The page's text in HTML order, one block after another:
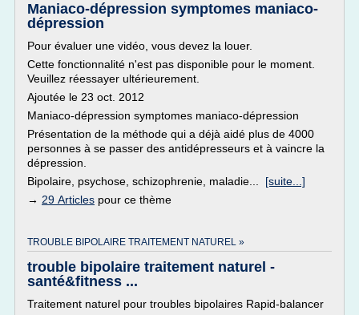
Maniaco-dépression symptomes maniaco-
dépression
Pour évaluer une vidéo, vous devez la louer.
Cette fonctionnalité n'est pas disponible pour le moment.
Veuillez réessayer ultérieurement.
Ajoutée le 23 oct. 2012
Maniaco-dépression symptomes maniaco-dépression
Présentation de la méthode qui a déjà aidé plus de 4000
personnes à se passer des antidépresseurs et à vaincre la
dépression.
Bipolaire, psychose, schizophrenie, maladie... [suite...]
→ 29 Articles pour ce thème
TROUBLE BIPOLAIRE TRAITEMENT NATUREL »
trouble bipolaire traitement naturel -
santé&fitness ...
Traitement naturel pour troubles bipolaires Rapid-balancer